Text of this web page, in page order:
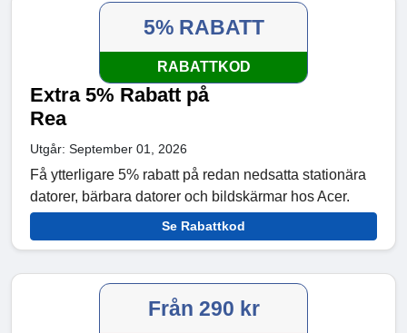
5% RABATT
RABATTKOD
Extra 5% Rabatt på
Rea
Utgår: September 01, 2026
Få ytterligare 5% rabatt på redan nedsatta stationära
datorer, bärbara datorer och bildskärmar hos Acer.
Se Rabattkod
Från 290 kr